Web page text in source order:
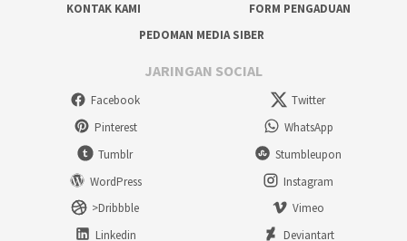
KONTAK KAMI
FORM PENGADUAN
PEDOMAN MEDIA SIBER
JARINGAN SOCIAL
Facebook
Twitter
Pinterest
WhatsApp
Tumblr
Stumbleupon
WordPress
Instagram
>Dribbble
Vimeo
Linkedin
Deviantart